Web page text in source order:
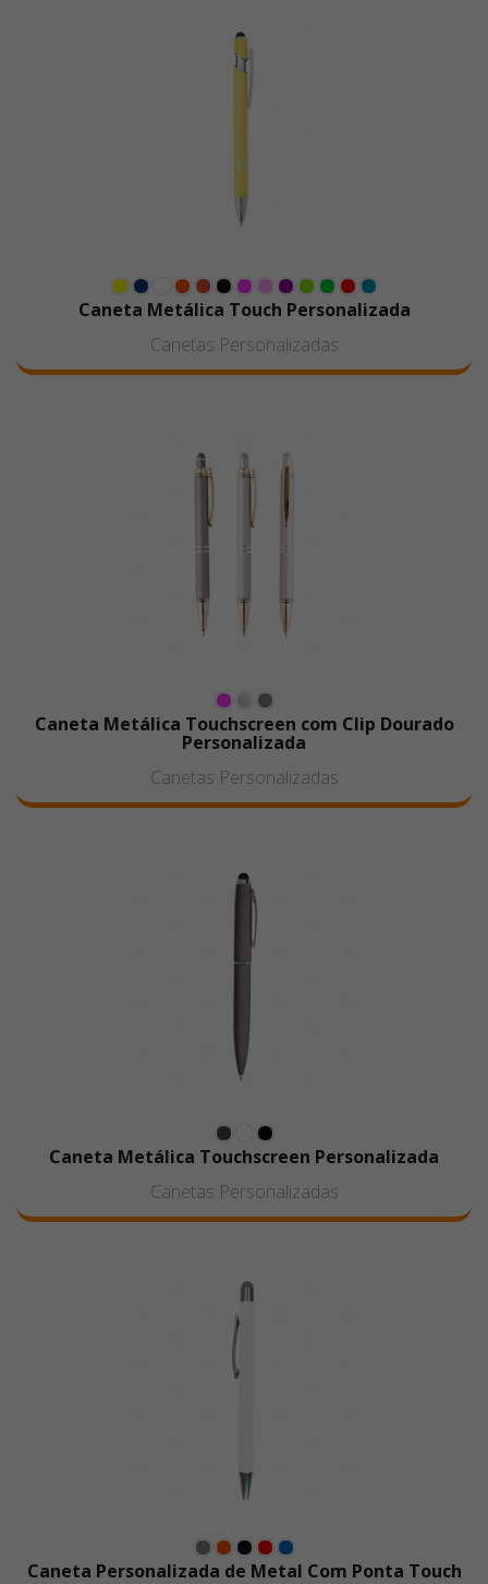
Caneta Metálica Touch Personalizada
Canetas Personalizadas
Caneta Metálica Touchscreen com Clip Dourado
Personalizada
Canetas Personalizadas
Caneta Metálica Touchscreen Personalizada
Canetas Personalizadas
Caneta Personalizada de Metal Com Ponta Touch